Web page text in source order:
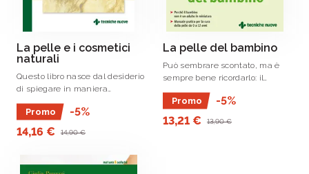
La pelle e i cosmetici
naturali
Questo libro nasce dal desiderio
di spiegare in maniera
semplice, ma allo stesso tempo
scientifica, le caratteristiche
della pelle e dei prodotti
cosmetici che la devono
Promo
-5%
14,16 €
14,90 €
La pelle del bambino
Può sembrare scontato, ma è
sempre bene ricordarlo: il
bambino non è un adulto in
miniatura e anche la cura della
sua pelle ha esigenze
differenti rispetto a quella dei
Promo
-5%
13,21 €
13,90 €